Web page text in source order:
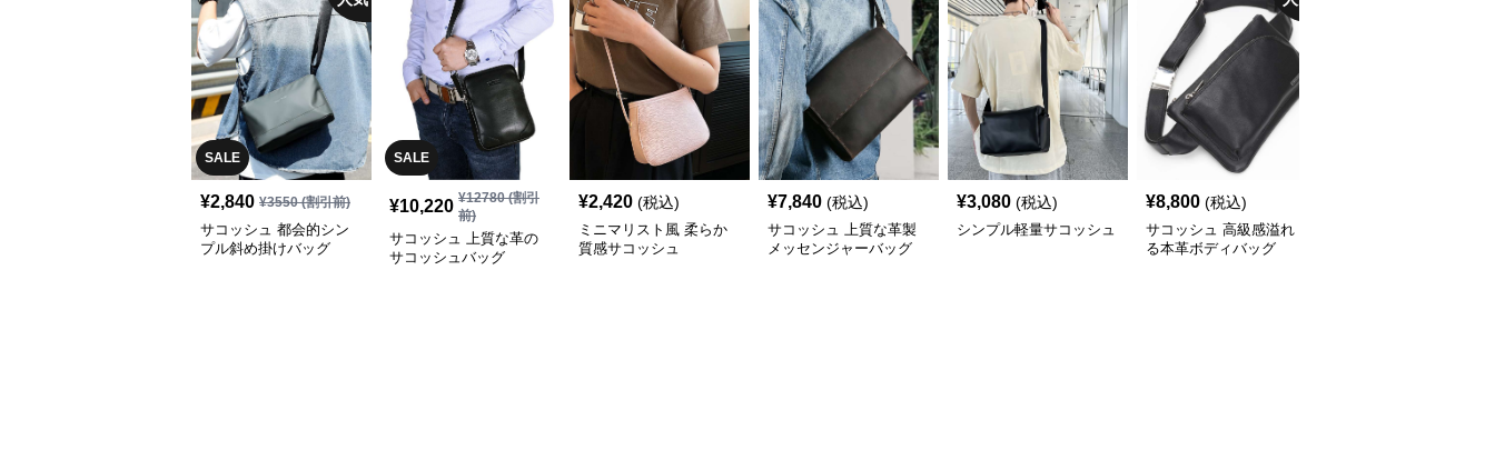
SALE
¥2,840 ¥3550(割引前)
サコッシュ 都会的シン
プル斜め掛けバッグ
SALE
¥10,220 ¥12780(割引
前)
サコッシュ 上質な革の
サコッシュバッグ
¥2,420 (税込)
ミニマリスト風 柔らか
質感サコッシュ
¥7,840 (税込)
サコッシュ 上質な革製
メッセンジャーバッグ
¥3,080 (税込)
シンプル軽量サコッシュ
¥8,800 (税込)
サコッシュ 高級感溢れ
る本革ボディバッグ